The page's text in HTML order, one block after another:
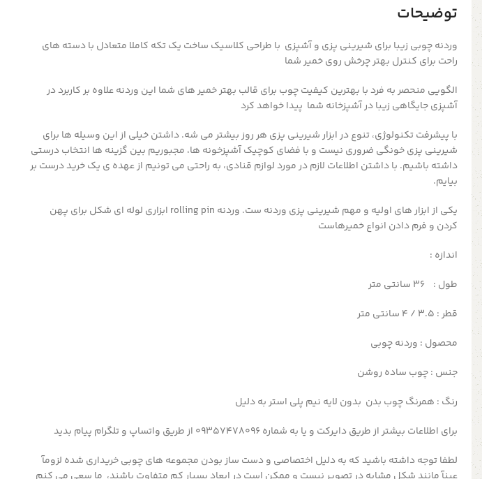
توضیحات
وردنه چوبی زیبا برای شیرینی پزی و آشپزی با طراحی کلاسیک ساخت یک تکه کاملا متعادل با دسته های
راحت برای کنترل بهتر چرخش روی خمیر شما
الگویی منحصر به فرد با بهترین کیفیت چوب برای قالب بهتر خمیر های شما این وردنه علاوه بر کاربرد در
آشپزی جایگاهی زیبا در آشپزخانه شما پیدا خواهد کرد
با پیشرفت تکنولوژی، تنوع در ابزار شیرینی پزی هر روز بیشتر می شه. داشتن خیلی از این وسیله ها برای
شیرینی پزی خونگی ضروری نیست و با فضای کوچیک آشپزخونه ها، مجبوریم بین گزینه ها انتخاب درستی
داشته باشیم. با داشتن اطلاعات لازم در مورد لوازم قنادی، به راحتی می تونیم از عهده ی یک خرید درست بر
بیایم.
یکی از ابزار های اولیه و مهم شیرینی پزی وردنه ست. وردنه rolling pin ابزاری لوله ای شکل برای پهن
کردن و فرم دادن انواع خمیرهاست
اندازه :
طول : 36
سانتی متر
قطر : 3.5 / 4 سانتی متر
محصول : وردنه چوبی
جنس : چوب ساده روشن
رنگ : همرنگ چوب بدن بدون لایه نیم پلی استر به دلیل
برای اطلاعات بیشتر از طریق دایرکت و یا به شماره 09357478096 از طریق واتساپ و تلگرام پیام بدید
لطفا توجه داشته باشید که به دلیل اختصاصی و دست ساز بودن مجموعه های چوبی خریداری شده لزومآ
عینآ مانند شکل مشابه در تصویر نیست و ممکن است در ابعاد بسیار کم متفاوت باشند، ما سعی می کنم